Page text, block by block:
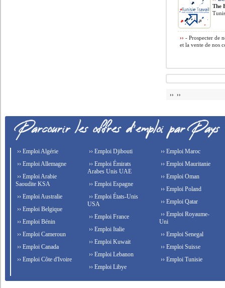
The
›› - Prospecter de
et la vente de nos
›› ››
›› Emploi Algérie
›› Emploi Allemagne
›› Emploi Arabie
Saoudite KSA
›› Emploi Australie
›› Emploi Belgique
›› Emploi Bénin
›› Emploi Cameroun
›› Emploi Canada
›› Emploi Côte d'Ivoire
›› Emploi Djibouti
›› Emploi Émirats
Arabes Unis UAE
›› Emploi Espagne
›› Emploi États-Unis
USA
›› Emploi France
›› Emploi Italie
›› Emploi Kuwait
›› Emploi Lebanon
›› Emploi Libye
›› Emploi Maroc
›› Emploi Mauritanie
›› Emploi Oman
›› Emploi Poland
›› Emploi Qatar
›› Emploi Royaume-
Uni
›› Emploi Senegal
›› Emploi Suisse
›› Emploi Tunisie